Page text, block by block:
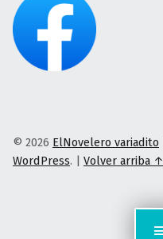
© 2026 ElNovelero variadito
WordPress. | Volver arriba ↑